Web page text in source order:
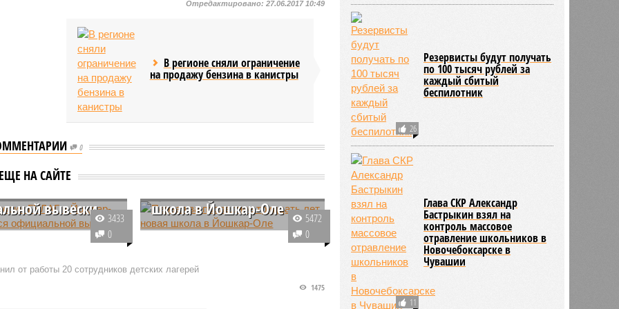
Отредактировано:27.06.2017 10:49
В регионе сняли ограничение
на продажу бензина в канистры
0
ЕЩЕ НА САЙТЕГУЛАГ в
вывески
музея истории ГУЛАГ
сняли
3433
0
Первая за последние
школа в Йошкар-Оле
На сайте госзакупок появилось
несколько последних
5472
0
от работы 20 сотрудников детских лагерей
1475
26
Резервисты будут получать
по 100 тысяч рублей за
каждый сбитый
беспилотник
11
Глава СКР Александр
Бастрыкин взял на
контроль массовое
отравление школьников в
Новочебоксарске в
Чувашии